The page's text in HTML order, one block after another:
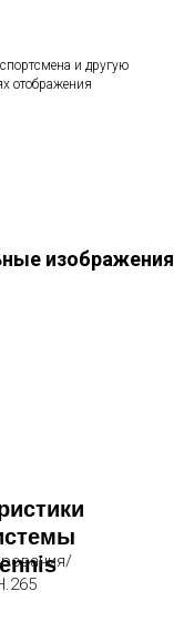
и другую
отображения
изображения